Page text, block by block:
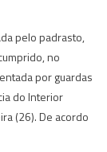
pelo padrasto,
no
por guardas
do Interior
(26). De acordo